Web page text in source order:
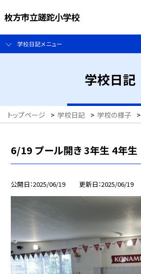
枚方市立蹉跎小学校
学校日記メニュー
学校日記
トップページ > 学校日記 > 学校の様子 >
6/19 プール開き 3年生 4年生
公開日 2025/06/19 更新日 2025/06/19